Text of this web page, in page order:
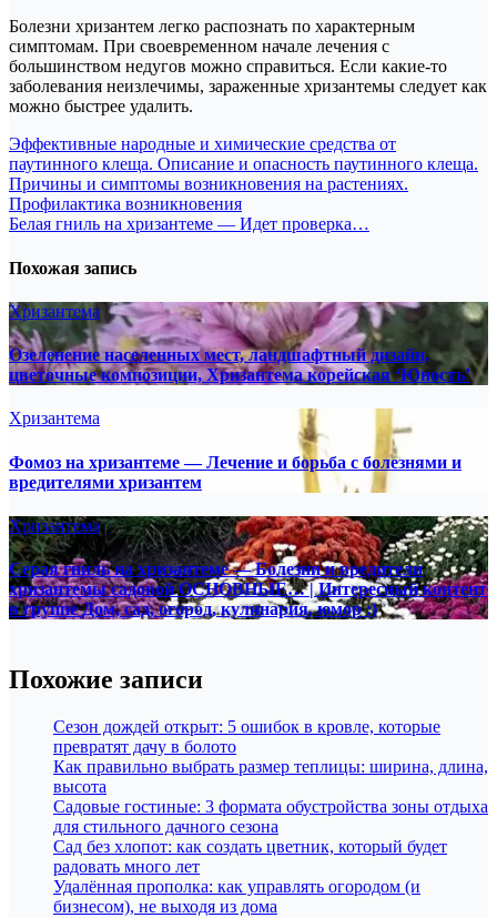
Болезни хризантем легко распознать по характерным
симптомам. При своевременном начале лечения с
большинством недугов можно справиться. Если какие-то
заболевания неизлечимы, зараженные хризантемы следует как
можно быстрее удалить.
Навигация
по
записям
Эффективные народные и химические средства от
паутинного клеща. Описание и опасность паутинного клеща.
Причины и симптомы возникновения на растениях.
Профилактика возникновения
Белая гниль на хризантеме — Идет проверка…
Похожая запись
Хризантема
Озеленение населенных мест, ландшафтный дизайн,
цветочные композиции, Хризантема корейская ‘Юность’
Хризантема
Фомоз на хризантеме — Лечение и борьба с болезнями и
вредителями хризантем
Хризантема
Серая гниль на хризантеме — Болезни и вредители
хризантемы садовой ОСНОВНЫЕ… | Интересный контент
в группе Дом, сад, огород, кулинария, юмор :)
Похожие записи
Сезон дождей открыт: 5 ошибок в кровле, которые
превратят дачу в болото
Как правильно выбрать размер теплицы: ширина, длина,
высота
Садовые гостиные: 3 формата обустройства зоны отдыха
для стильного дачного сезона
Сад без хлопот: как создать цветник, который будет
радовать много лет
Удалённая прополка: как управлять огородом (и
бизнесом), не выходя из дома